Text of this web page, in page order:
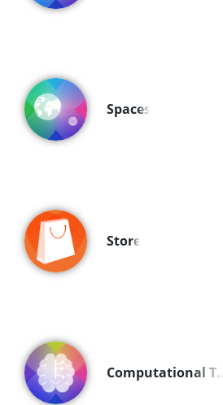
Spaces
Store
Computational T…